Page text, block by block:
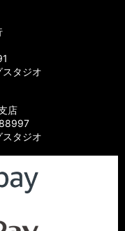
SW］対応
SW］対応 カ
SW］対応 カスタム
SW］対応 カスタム
SW］対応 カスタム
タジオ
店
タジオ